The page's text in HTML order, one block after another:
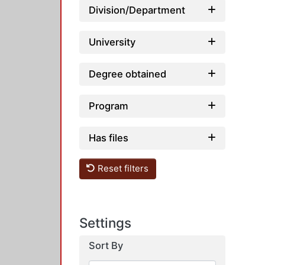
Division/Department
University
Degree obtained
Program
Has files
Reset filters
Settings
Sort By